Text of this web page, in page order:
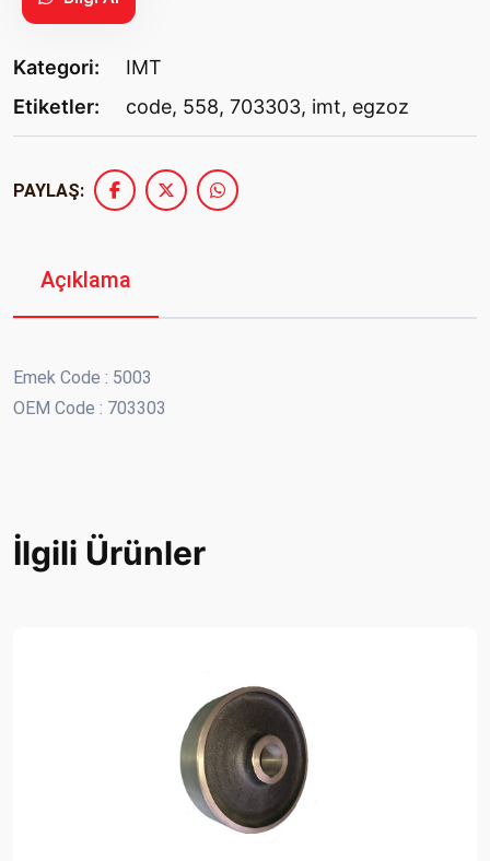
Kategori:
IMT
Etiketler:
code, 558, 703303, imt, egzoz
PAYLAŞ:
Açıklama
Emek Code : 5003
OEM Code : 703303
İlgili Ürünler